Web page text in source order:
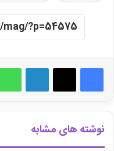
لینکدین
نوشته های مشابه